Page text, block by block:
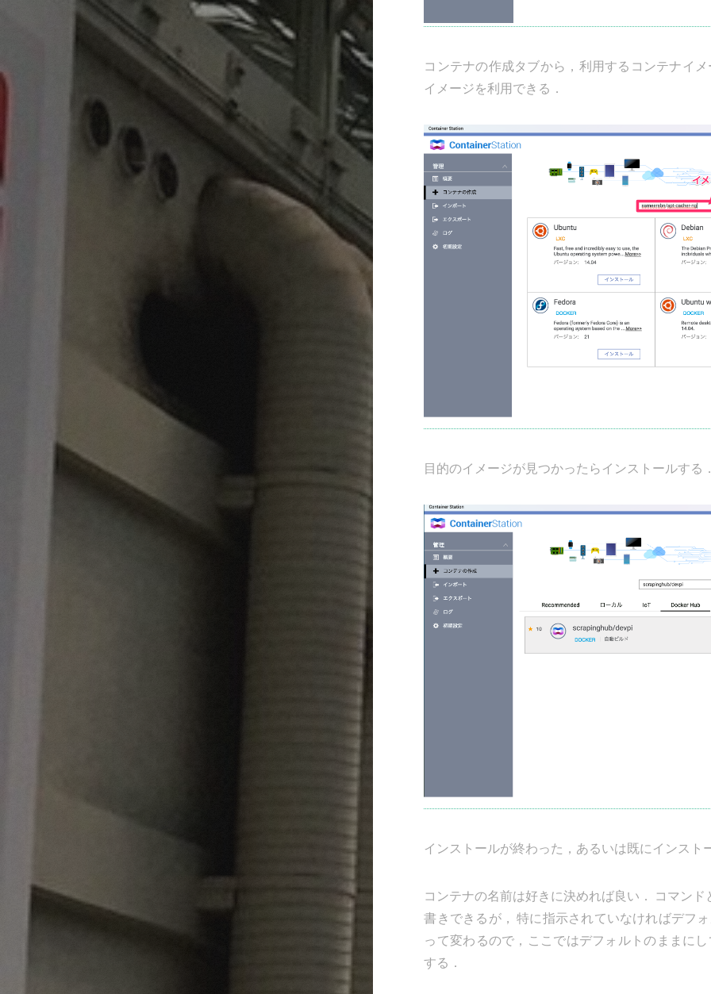
コンテナの作成タブから，利用するコンテナイ
イメージを利用できる．
目的のイメージが見つかったらインストールする
インストールが終わった，あるいは既にインス
コンテナの名前は好きに決めれば良い． コマン
書きできるが， 特に指示されていなければデフ
って変わるので，ここではデフォルトのままに
する．